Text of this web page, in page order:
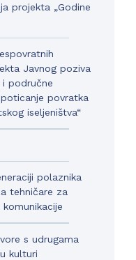
projekta „Godine
Javnog poziva
i područne
povratka
iseljeništva“
polaznika
tehničare za
s udrugama
kulturi